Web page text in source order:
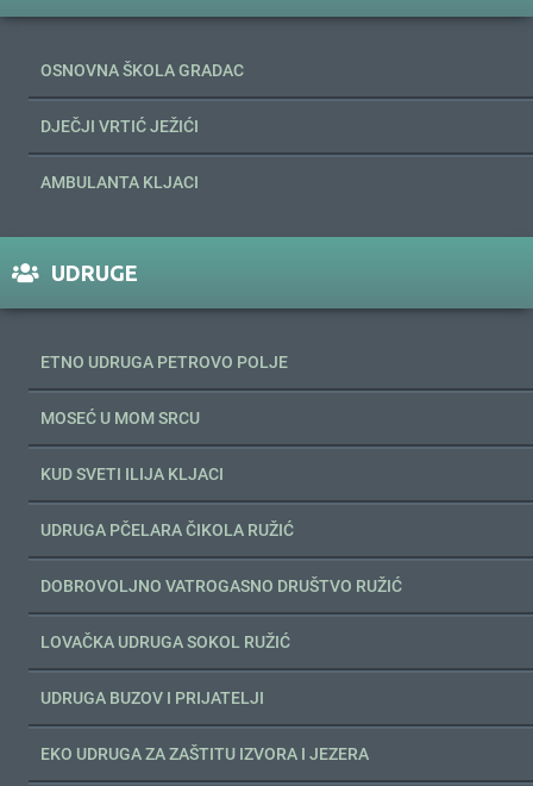
OSNOVNA ŠKOLA GRADAC
DJEČJI VRTIĆ JEŽIĆI
AMBULANTA KLJACI
UDRUGE
ETNO UDRUGA PETROVO POLJE
MOSEĆ U MOM SRCU
KUD SVETI ILIJA KLJACI
UDRUGA PČELARA ČIKOLA RUŽIĆ
DOBROVOLJNO VATROGASNO DRUŠTVO RUŽIĆ
LOVAČKA UDRUGA SOKOL RUŽIĆ
UDRUGA BUZOV I PRIJATELJI
EKO UDRUGA ZA ZAŠTITU IZVORA I JEZERA